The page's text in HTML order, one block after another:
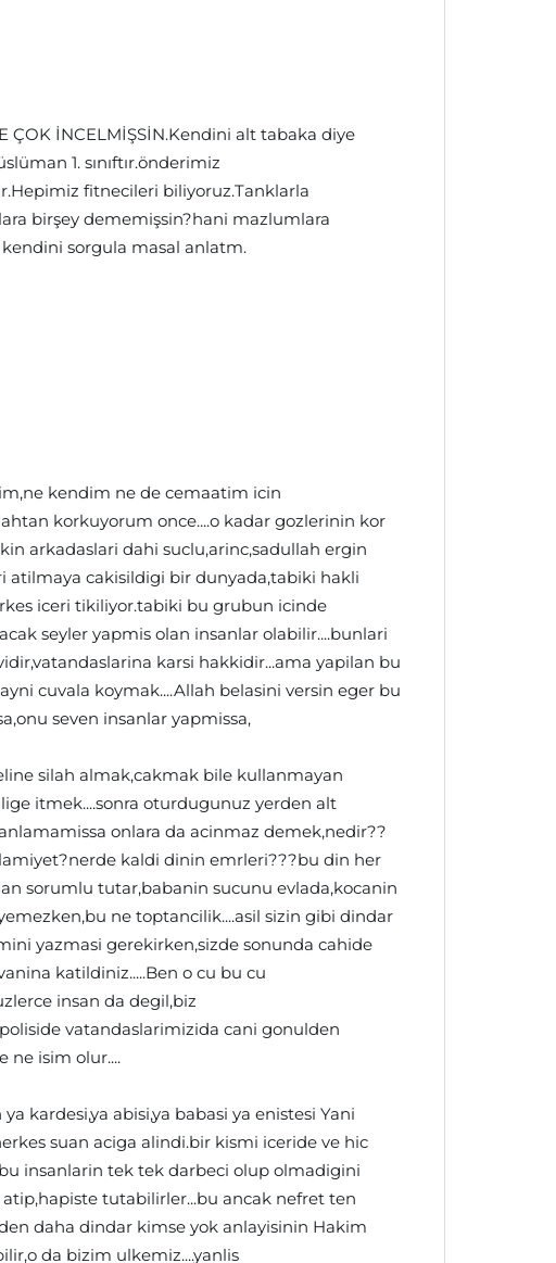
ÇOK İNCELMİŞSİN.Kendini alt tabaka diye
1. sınıftır.önderimiz
fitnecileri biliyoruz.Tanklarla
birşey dememişsin?hani mazlumlara
sorgula masal anlatm.
kendim ne de cemaatim icin
korkuyorum once....o kadar gozlerinin kor
arkadaslari dahi suclu,arinc,sadullah ergin
atilmaya cakisildigi bir dunyada,tabiki hakli
iceri tikiliyor.tabiki bu grubun icinde
seyler yapmis olan insanlar olabilir....bunlari
karsi hakkidir...ama yapilan bu
cuvala koymak....Allah belasini versin eger bu
seven insanlar yapmissa,
silah almak,cakmak bile kullanmayan
itmek....sonra oturdugunuz yerden alt
onlara da acinmaz demek,nedir??
kaldi dinin emrleri???bu din her
sorumlu tutar,babanin sucunu evlada,kocanin
ne toptancilik....asil sizin gibi dindar
yazmasi gerekirken,sizde sonunda cahide
katildiniz.....Ben o cu bu cu
insan da degil,biz
vatandaslarimizida cani gonulden
ne isim olur....
kardesi,ya abisi,ya babasi ya enistesi Yani
suan aciga alindi.bir kismi iceride ve hic
insanlarin tek tek darbeci olup olmadigini
tutabilirler...bu ancak nefret ten
daha dindar kimse yok anlayisinin Hakim
da bizim ulkemiz....yanlis